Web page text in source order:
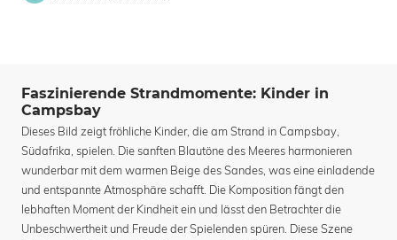
Faszinierende Strandmomente: Kinder in
Campsbay
Dieses Bild zeigt fröhliche Kinder, die am Strand in Campsbay,
Südafrika, spielen. Die sanften Blautöne des Meeres harmonieren
wunderbar mit dem warmen Beige des Sandes, was eine einladende
und entspannte Atmosphäre schafft. Die Komposition fängt den
lebhaften Moment der Kindheit ein und lässt den Betrachter die
Unbeschwertheit und Freude der Spielenden spüren. Diese Szene